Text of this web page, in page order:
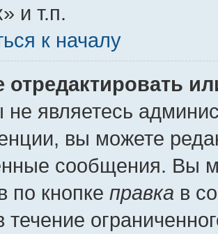
и т.п.
к началу
отредактировать
не являетесь
вы можете
сообщения. Вы
по кнопке правка в
течение